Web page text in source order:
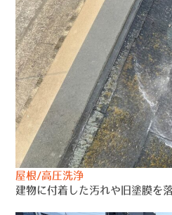
屋根/高圧洗浄
建物に付着した汚れや旧塗膜を